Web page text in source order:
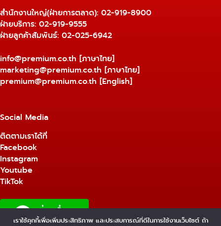
สำนักงานใหญ่(ฝ่ายการตลาด): 02-919-8900
ฝ่ายบริการ: 02-919-9555
ฝ่ายลูกค้าสัมพันธ์: 02-025-6942
info@premium.co.th [ภาษาไทย]
marketing@premium.co.th [ภาษาไทย]
premium@premium.co.th [English]
Social Media
ติดตามเราได้ที่
Facebook
Instagram
Youtube
TikTok
เราใช้คุกกี้เพื่อเพิ่มประสิทธิภาพ และประสบการณ์ที่ดีในการใช้งานเว็บไซต์ ถ้า
1